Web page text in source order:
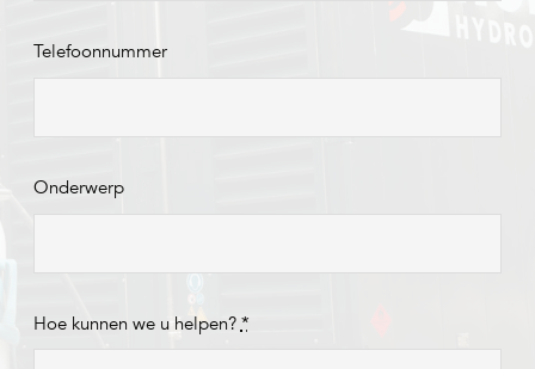
Telefoonnummer
Onderwerp
Hoe kunnen we u helpen? *